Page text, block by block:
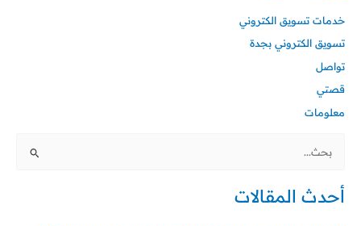
خدمات تسويق الكتروني
تسويق الكتروني بجدة
تواصل
قصتي
معلومات
أحدث المقالات